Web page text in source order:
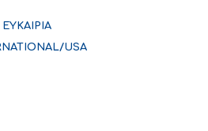
ΕΥΚΑΙΡΙΑ
USA